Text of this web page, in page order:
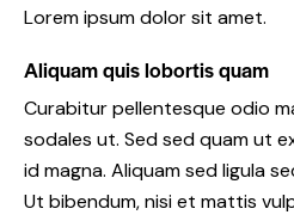
Lorem ipsum dolor sit amet.
Aliquam quis lobortis quam
Curabitur pellentesque odio
sodales ut. Sed sed quam ut
id magna. Aliquam sed ligula
Ut bibendum, nisi et mattis